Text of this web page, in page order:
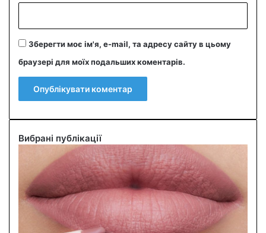
Зберегти моє ім'я, e-mail, та адресу сайту в цьому
браузері для моїх подальших коментарів.
Вибрані публікації
ч